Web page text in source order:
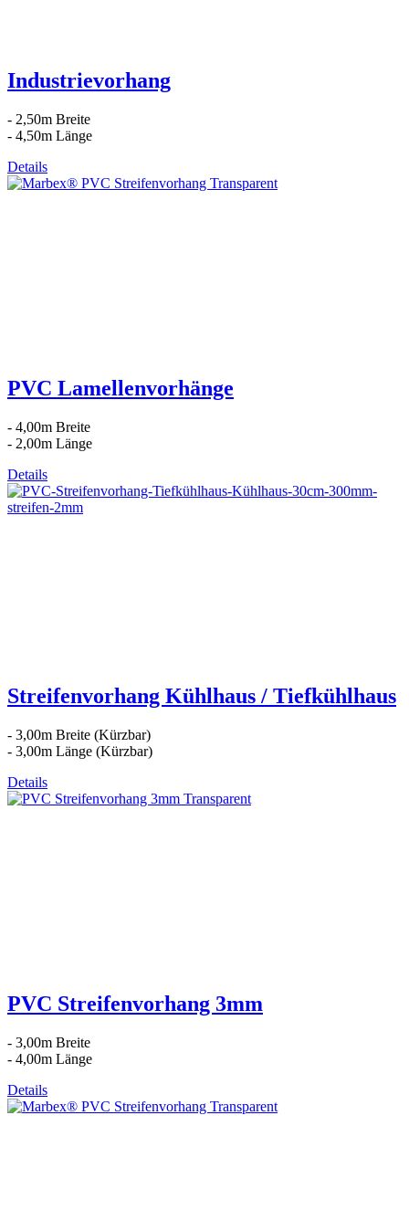
Industrievorhang
- 2,50m Breite
- 4,50m Länge
Details
PVC Lamellenvorhänge
- 4,00m Breite
- 2,00m Länge
Details
Streifenvorhang Kühlhaus / Tiefkühlhaus
- 3,00m Breite (Kürzbar)
- 3,00m Länge (Kürzbar)
Details
PVC Streifenvorhang 3mm
- 3,00m Breite
- 4,00m Länge
Details